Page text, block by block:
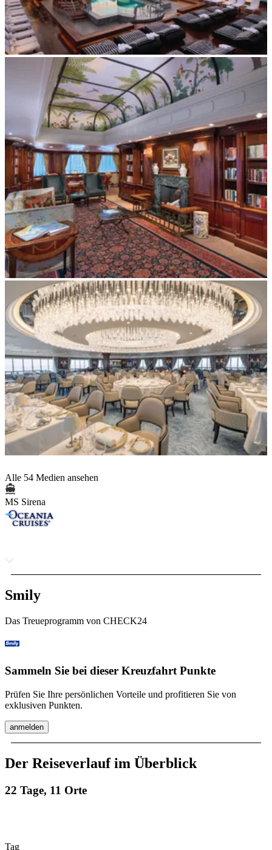
Alle 54 Medien ansehen
MS Sirena
Smily
Das Treueprogramm von CHECK24
Sammeln Sie bei dieser Kreuzfahrt Punkte
Prüfen Sie Ihre persönlichen Vorteile und profitieren Sie von
exklusiven Punkten.
anmelden
Der Reiseverlauf im Überblick
22 Tage, 11 Orte
Tag